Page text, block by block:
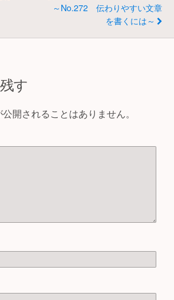
～No.272 伝わりやすい文章
を書くには～
す
開されることはありません。